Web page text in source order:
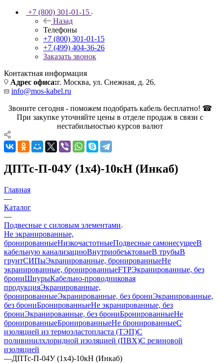
+7 (800) 301-01-15
Назад
Телефоны
+7 (800) 301-01-15
+7 (499) 404-36-26
Заказать звонок
Контактная информация
Адрес офиса:г. Москва, ул. Снежная, д. 26.
info@mos-kabel.ru
Звоните сегодня - поможем подобрать кабель бесплатно! ☎
При закупке уточняйте цены в отделе продаж в связи с
нестабильностью курсов валют
ДПТс-П-04У (1х4)-10кН (Инкаб)
Главная
—
Каталог
—
Подвесные с силовым элементами
Не экранированные,
бронированныеНизкочастотныеПодвесные самонесущееВ
кабельную канализациюВнутриобеъктовыеВ трубыВ
грунтСИПыЭкранированные, бронированныеНе
экранированные, бронированныеFTPЭкранированные, без
брониШнурыКабельно-проводниковая
продукцияЭкранированные,
бронированныеЭкранированные, без брониЭкранированные,
без брониБронированныеНе экранированные, без
брониЭкранированные, без брониБронированныеНе
бронированныеБронированныеНе бронированныеС
изоляцией из термоэластопласта (ТЭП)С
поливинилхлоридной изоляцией (ПВХ)С резиновой
изоляцией
—ДПТс-П-04У (1х4)-10кН (Инкаб)